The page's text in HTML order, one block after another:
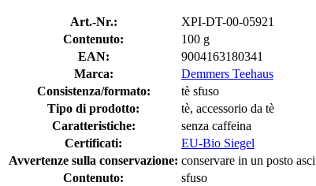
Art.-Nr.:
XPI-DT-00-05921
Contenuto:
100 g
EAN:
9004163180341
Marca:
Demmers Teehaus
Consistenza/formato:
tè sfuso
Tipo di prodotto:
tè, accessorio da tè
Caratteristiche:
senza caffeina
Certificati:
EU-Bio Siegel
Avvertenze sulla conservazione: conservare in un posto
Contenuto:
sfuso